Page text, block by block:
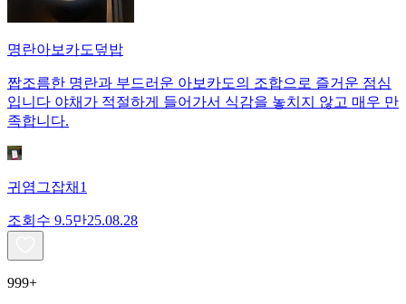
명란아보카도덮밥
짭조름한 명란과 부드러운 아보카도의 조합으로 즐거운 점심
입니다 야채가 적절하게 들어가서 식감을 놓치지 않고 매우 만
족합니다.
귀염그잡채1
조회수 9.5만25.08.28
999+